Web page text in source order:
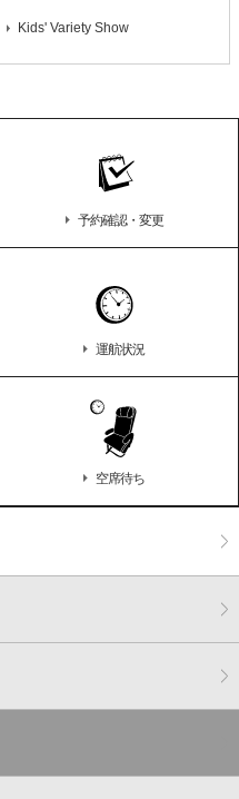
Kids' Variety Show
予約確認・変更
運航状況
空席待ち